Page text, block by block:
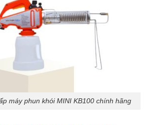
máy phun khói MINI KB100 chính hãng